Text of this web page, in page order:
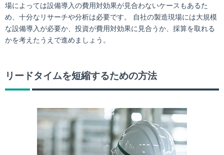
場によっては設備導入の費用対効果が見合わないケースもあるた
め、十分なリサーチや分析は必要です。 自社の製造現場には大規模
な設備導入が必要か、投資が費用対効果に見合うか、採算を取れる
かを考えたうえで進めましょう。
リードタイムを短縮するための方法